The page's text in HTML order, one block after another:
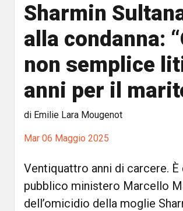
Sharmin
alla condanna:
non semplice
anni per il
di Emilie Lara Mougenot
Mar 06 Maggio 2025
Ventiquattro anni di carcere.
pubblico ministero Marcello
dell’omicidio della moglie